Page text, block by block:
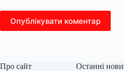
Опублікувати коментар
Про сайт Останні